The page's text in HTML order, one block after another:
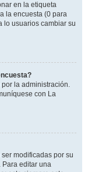
en la etiqueta
la encuesta (0 para
lo usuarios cambiar su
la administración.
con La
modificadas por su
Para editar una